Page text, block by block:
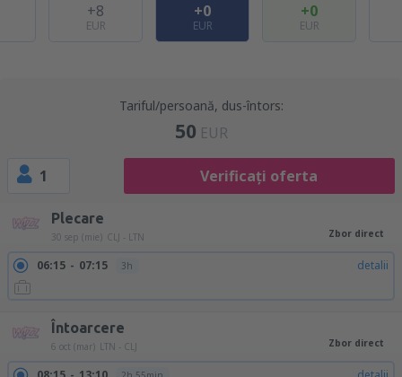
+8
EUR
+0
EUR
+0
EUR
Tariful/persoană, dus-întors:
50 EUR
1 Verificați oferta
Plecare
30 sep (mie) CLJ - LTN Zbor direct
06:15 07:15 3h detalii
Întoarcere
6 oct (mar) LTN - CLJ Zbor direct